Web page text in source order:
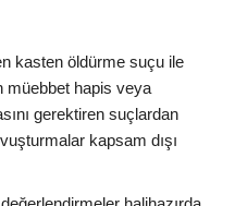
kasten öldürme suçu ile
müebbet hapis veya
gerektiren suçlardan
kapsam dışı